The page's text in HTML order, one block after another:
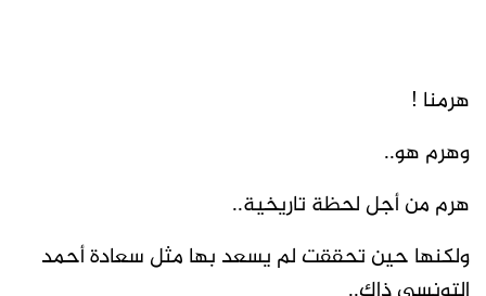
هرمنا !
وهرم هو..
هرم من أجل لحظة تاريخية..
ولكنها حين تحققت لم يسعد بها مثل سعادة أحمد